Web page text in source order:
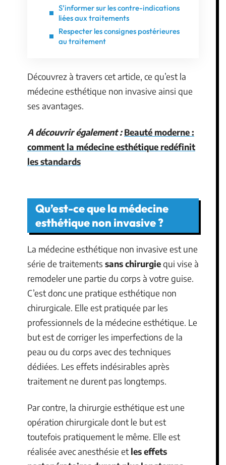
S’informer sur les contre-indications
liées aux traitements
Respecter les consignes postérieures
au traitement
Découvrez à travers cet article, ce qu’est la
médecine esthétique non invasive ainsi que
ses avantages.
A découvrir également : Beauté moderne :
comment la médecine esthétique redéfinit
les standards
Qu’est-ce que la médecine
esthétique non invasive ?
La médecine esthétique non invasive est une
série de traitements sans chirurgiequi vise à
remodeler une partie du corps à votre guise.
C’est donc une pratique esthétique non
chirurgicale. Elle est pratiquée par les
professionnels de la médecine esthétique. Le
but est de corriger les imperfections de la
peau ou du corps avec des techniques
dédiées. Les effets indésirables après
traitement ne durent pas longtemps.
Par contre, la chirurgie esthétique est une
opération chirurgicale dont le but est
toutefois pratiquement le même. Elle est
réalisée avec anesthésie et les effets